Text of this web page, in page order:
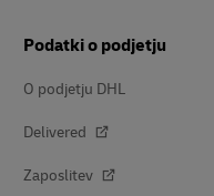
Podatki o podjetju
O podjetju DHL
Delivered
Zaposlitev